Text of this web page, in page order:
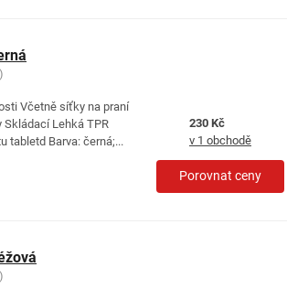
Včetně síťky na praní
Lehká TPR
tabletd Barva: černá;...
230 Kč
v 1 obchodě
Porovnat ceny